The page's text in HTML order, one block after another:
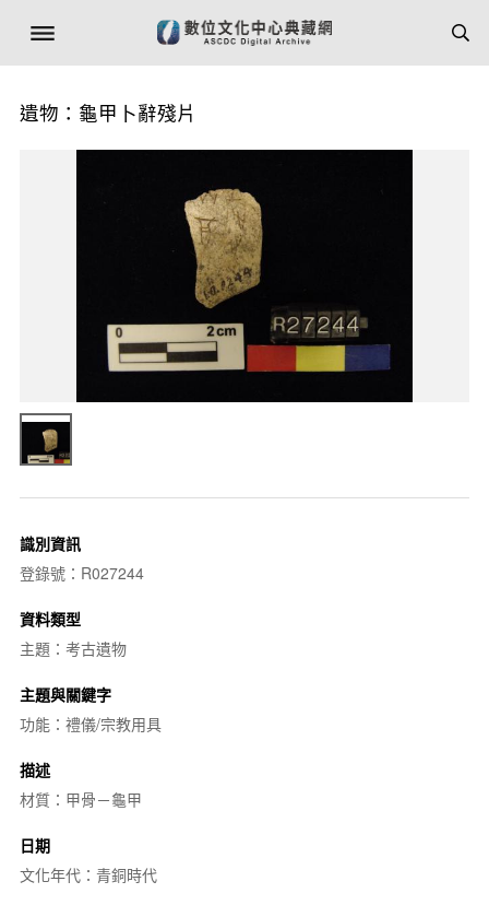
遺物：龜甲卜辭殘片
識別資訊
登錄號：R027244
資料類型
主題：考古遺物
主題與關鍵字
功能：禮儀/宗教用具
描述
材質：甲骨－龜甲
日期
文化年代：青銅時代